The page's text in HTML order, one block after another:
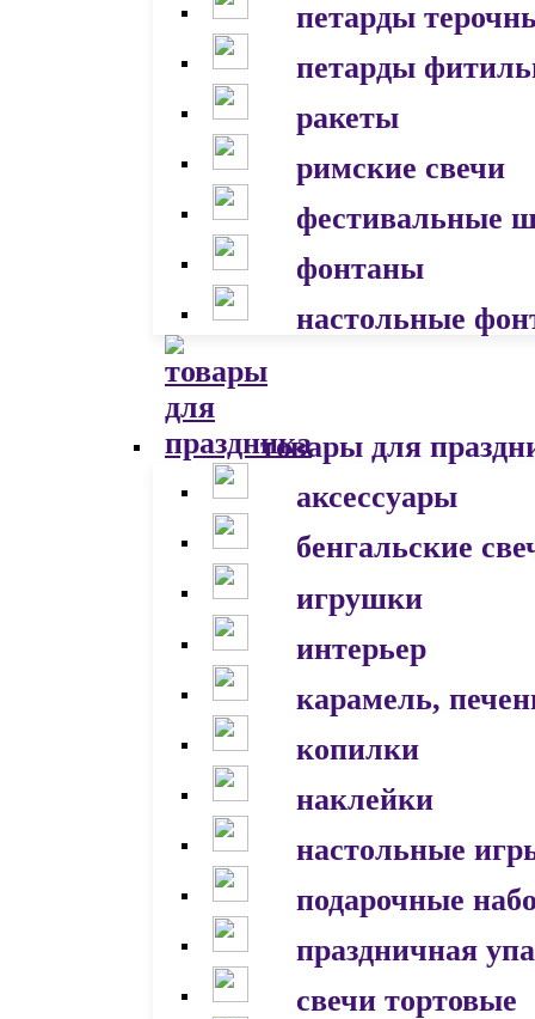
петарды
петарды
ракеты
римские свечи
фестивальные
фонтаны
настольные
товары для
аксессуары
бенгальские
игрушки
интерьер
карамель,
копилки
наклейки
настольные
подарочные
праздничная
свечи тортовые